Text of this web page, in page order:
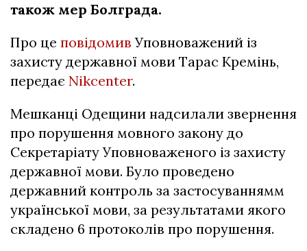
також мер Болграда.
Про це повідомив Уповноважений із
захисту державної мови Тарас Кремінь,
передає Nikcenter.
Мешканці Одещини надсилали звернення
про порушення мовного закону до
Секретаріату Уповноваженого із захисту
державної мови. Було проведено
державний контроль за застосуваннямм
української мови, за результатами якого
складено 6 протоколів про порушення.